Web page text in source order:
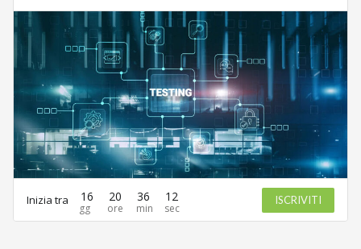
Inizia tra 16 20 36 12 ISCRIVITI